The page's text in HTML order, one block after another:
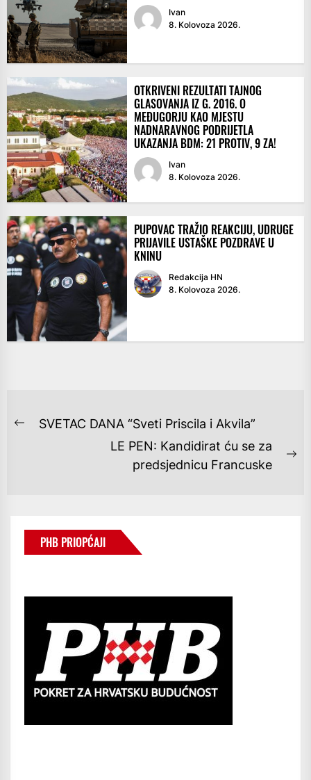
Ivan
8. Kolovoza 2026.
OTKRIVENI REZULTATI TAJNOG
GLASOVANJA IZ G. 2016. O
MEĐUGORJU KAO MJESTU
NADNARAVNOG PODRIJETLA
UKAZANJA BDM: 21 PROTIV, 9 ZA!
Ivan
8. Kolovoza 2026.
PUPOVAC TRAŽIO REAKCIJU, UDRUGE
PRIJAVILE USTAŠKE POZDRAVE U
KNINU
Redakcija HN
8. Kolovoza 2026.
NAVIGACIJA
Previous
SVETAC DANA “Sveti Priscila i Akvila”
LE PEN: Kandidirat ću se za
predsjednicu Francuske
PHB PRIOPĆAJI